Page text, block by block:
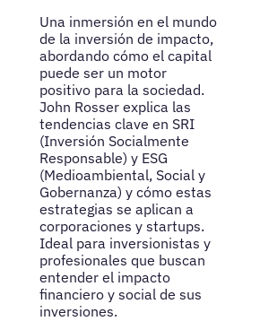
Una inmersión en el mundo
de la inversión de impacto,
abordando cómo el capital
puede ser un motor
positivo para la sociedad.
John Rosser explica las
tendencias clave en SRI
(Inversión Socialmente
Responsable) y ESG
(Medioambiental, Social y
Gobernanza) y cómo estas
estrategias se aplican a
corporaciones y startups.
Ideal para inversionistas y
profesionales que buscan
entender el impacto
financiero y social de sus
inversiones.